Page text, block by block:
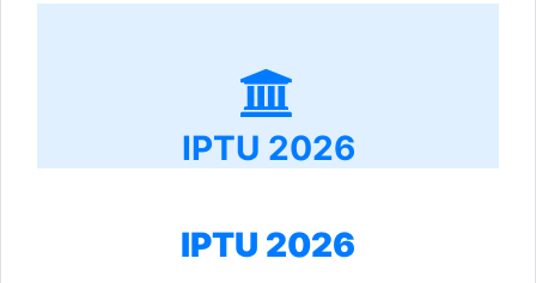
IPTU 2026
IPTU 2026